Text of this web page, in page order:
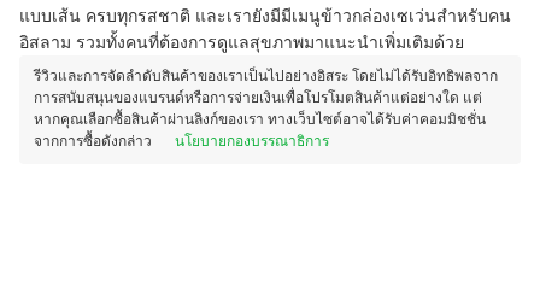
แบบเส้น ครบทุกรสชาติ และเรายังมีมีเมนูข้าวกล่องเซเว่นสำหรับคน
อิสลาม รวมทั้งคนที่ต้องการดูแลสุขภาพมาแนะนำเพิ่มเติมด้วย
รีวิวและการจัดลำดับสินค้าของเราเป็นไปอย่างอิสระ โดยไม่ได้รับอิทธิพลจาก
การสนับสนุนของแบรนด์หรือการจ่ายเงินเพื่อโปรโมตสินค้าแต่อย่างใด แต่
หากคุณเลือกซื้อสินค้าผ่านลิงก์ของเรา ทางเว็บไซต์อาจได้รับค่าคอมมิชชั่น
จากการซื้อดังกล่าว
นโยบายกองบรรณาธิการ